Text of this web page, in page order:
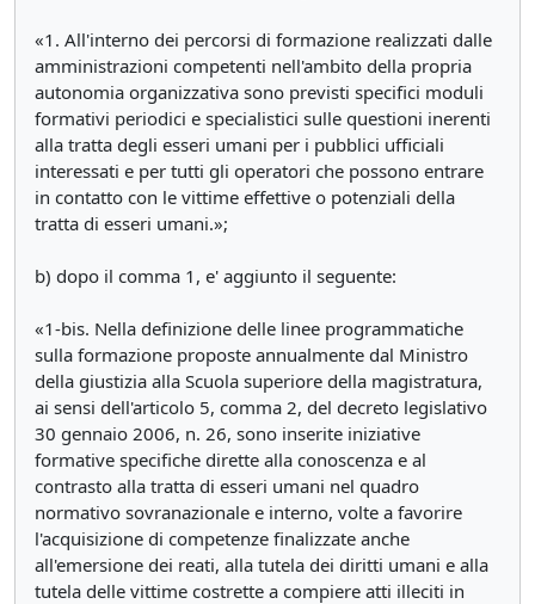
«1. All'interno dei percorsi di formazione realizzati dalle
amministrazioni competenti nell'ambito della propria
autonomia organizzativa sono previsti specifici moduli
formativi periodici e specialistici sulle questioni inerenti
alla tratta degli esseri umani per i pubblici ufficiali
interessati e per tutti gli operatori che possono entrare
in contatto con le vittime effettive o potenziali della
tratta di esseri umani.»;
b) dopo il comma 1, e' aggiunto il seguente:
«1-bis. Nella definizione delle linee programmatiche
sulla formazione proposte annualmente dal Ministro
della giustizia alla Scuola superiore della magistratura,
ai sensi dell'articolo 5, comma 2, del decreto legislativo
30 gennaio 2006, n. 26, sono inserite iniziative
formative specifiche dirette alla conoscenza e al
contrasto alla tratta di esseri umani nel quadro
normativo sovranazionale e interno, volte a favorire
l'acquisizione di competenze finalizzate anche
all'emersione dei reati, alla tutela dei diritti umani e alla
tutela delle vittime costrette a compiere atti illeciti in